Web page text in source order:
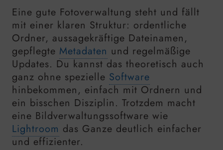
Eine gute Fotoverwaltung steht und fällt
mit einer klaren Struktur: ordentliche
Ordner, aussagekräftige Dateinamen,
gepflegte Metadaten und regelmäßige
Updates. Du kannst das theoretisch auch
ganz ohne spezielle Software
hinbekommen, einfach mit Ordnern und
ein bisschen Disziplin. Trotzdem macht
eine Bildverwaltungssoftware wie
Lightroom das Ganze deutlich einfacher
und effizienter.